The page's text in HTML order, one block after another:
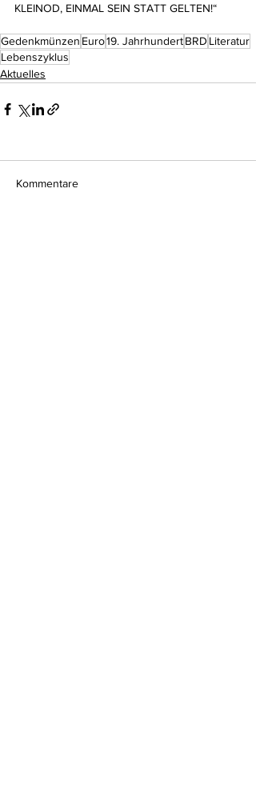
KLEINOD, EINMAL SEIN STATT GELTEN!“
Gedenkmünzen Euro19. JahrhundertBRD Literatur
Lebenszyklus
Aktuelles
Kommentare